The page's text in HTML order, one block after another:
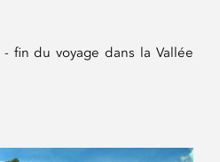
fin du voyage dans la Vallée